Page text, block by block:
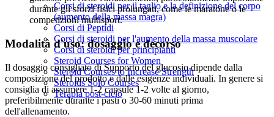
Corsi di steroidi per il taglio e la definizione del corpo
(aumento della massa magra)
Corsi di Peptidi
Corsi di steroidi per l'aumento della massa muscolare
Corsi di steroidi per principianti
Steroid Courses for Women
Steroid Courses to Increase Strength
Steroids Solo Courses
Terapia post-ciclo
durante gli sforzi fisici prolungati, come le maratone o le
competizioni multisport.
Modalità d'uso: dosaggio e decorso
Il dosaggio consigliato di Supporto del glucosio dipende dalla
composizione del prodotto e dalle esigenze individuali. In genere si
consiglia di assumere 1-2 capsule 1-2 volte al giorno,
preferibilmente durante i pasti o 30-60 minuti prima
dell'allenamento.